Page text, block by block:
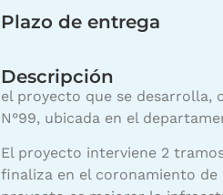
Plazo de entrega
Descripción
el proyecto que se desarrolla,
N°99, ubicada en el
El proyecto interviene 2
finaliza en el coronamiento de